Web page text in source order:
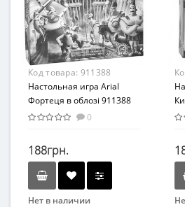
От 7 лет
Материал
картон, пластик
Код товара: 911388
Настольная игра Arial
Фортеця в облозі 911388
0
188грн.
Нет в наличии